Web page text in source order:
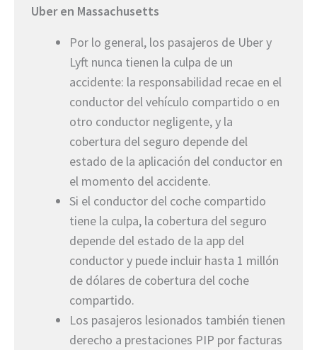
Uber en Massachusetts
Por lo general, los pasajeros de Uber y
Lyft nunca tienen la culpa de un
accidente: la responsabilidad recae en el
conductor del vehículo compartido o en
otro conductor negligente, y la
cobertura del seguro depende del
estado de la aplicación del conductor en
el momento del accidente.
Si el conductor del coche compartido
tiene la culpa, la cobertura del seguro
depende del estado de la app del
conductor y puede incluir hasta 1 millón
de dólares de cobertura del coche
compartido.
Los pasajeros lesionados también tienen
derecho a prestaciones PIP por facturas